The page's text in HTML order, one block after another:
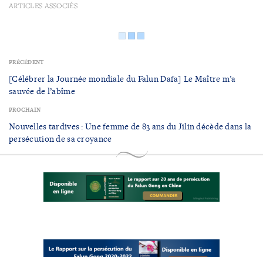
ARTICLES ASSOCIÉS
PRÉCÉDENT
[Célébrer la Journée mondiale du Falun Dafa] Le Maître m’a
sauvée de l’abîme
PROCHAIN
Nouvelles tardives : Une femme de 83 ans du Jilin décède dans la
persécution de sa croyance